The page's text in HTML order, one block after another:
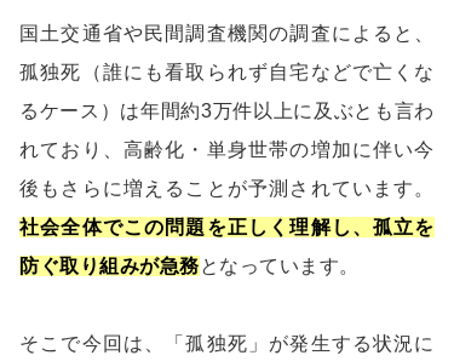
国土交通省や民間調査機関の調査によると、
孤独死（誰にも看取られず自宅などで亡くな
るケース）は年間約3万件以上に及ぶとも言わ
れており、高齢化・単身世帯の増加に伴い今
後もさらに増えることが予測されています。
社会全体でこの問題を正しく理解し、孤立を
防ぐ取り組みが急務となっています。
そこで今回は、「孤独死」が発生する状況に